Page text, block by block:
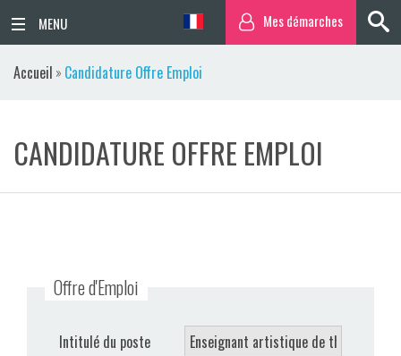
ACCUEIL
AGENDA
PUBLICATIONS
Mes démarches
Accueil » Candidature Offre Emploi
CANDIDATURE OFFRE EMPLOI
Offre d'Emploi
Intitulé du poste